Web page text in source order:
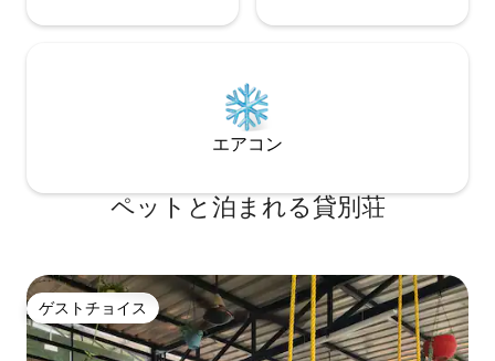
エアコン
ペットと泊まれる貸別荘
ゲストチョイス
ゲストチョイス